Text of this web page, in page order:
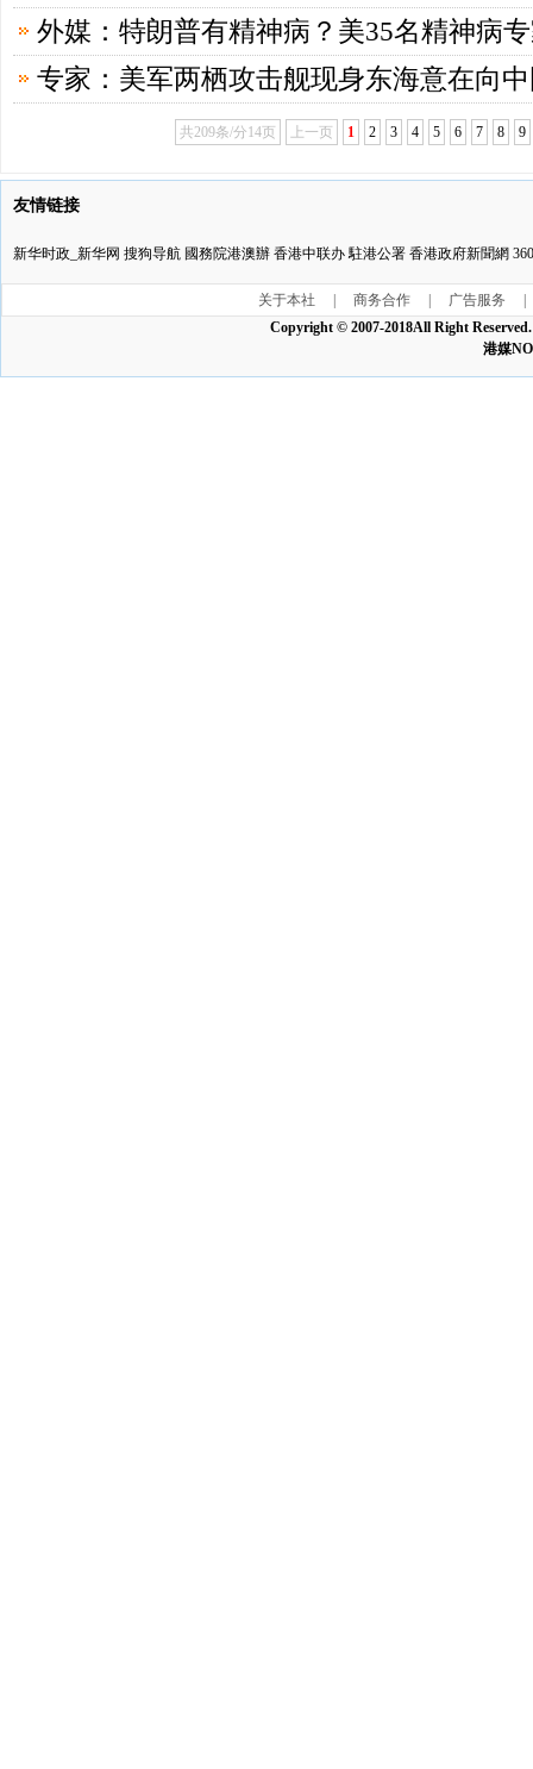
外媒：特朗普有精神病？美35名精神病
专家：美军两栖攻击舰现身东海意在向
共209条/分14页 上一页 1 2 3 4 5 6 7 8 9
友情链接
新华时政_新华网 搜狗导航 國務院港澳辦 香港中联办 駐港公署 香港政府新聞網
关于本社 商务合作 广告服务
Copyright © 2007-2018All Right
港媒